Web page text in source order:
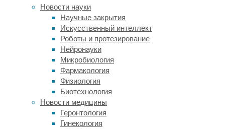
Новости науки
Научные закрытия
Искусственный интеллект
Роботы и протезирование
Нейронауки
Микробиология
Фармакология
Физиология
Биотехнология
Новости медицины
Геронтология
Гинекология
вертикальном
положении,
флейторылы
сами
отчасти
похожи
на
отросток
коралла.
Но
есть